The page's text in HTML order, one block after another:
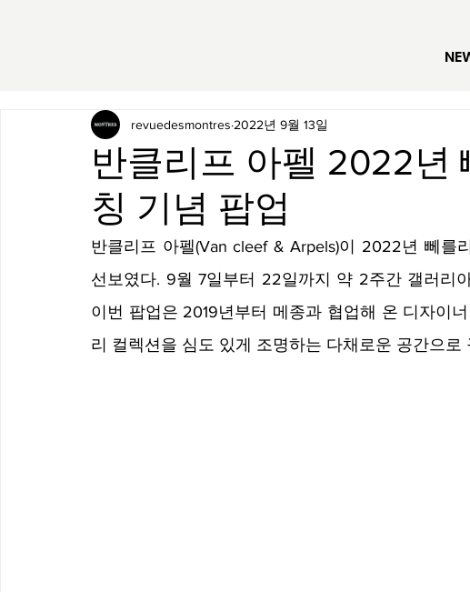
반클리프 아펠 2022년
칭 기념 팝업
revuedesmontres 2022년 9월 13일
반클리프 아펠(Van cleef & Arpels)이 2022년 뻬를
선보였다. 9월 7일부터 22일까지 약 2주간 갤러리
이번 팝업은 2019년부터 메종과 협업해 온 디자이
리 컬렉션을 심도 있게 조명하는 다채로운 공간으로